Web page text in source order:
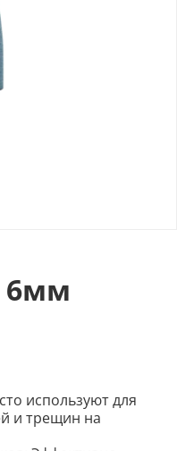
6мм
используют для
и трещин на